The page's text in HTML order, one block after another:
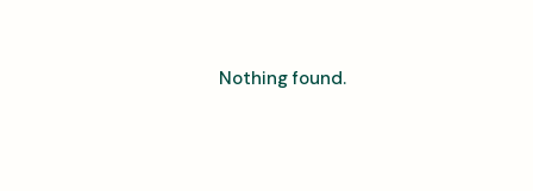
Nothing found.